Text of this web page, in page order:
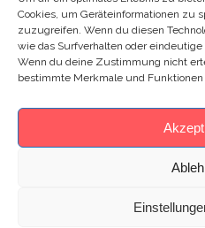
Cookies, um Geräteinformationen zu
zuzugreifen. Wenn du diesen
wie das Surfverhalten oder
Wenn du deine Zustimmung nicht
bestimmte Merkmale und
Search: